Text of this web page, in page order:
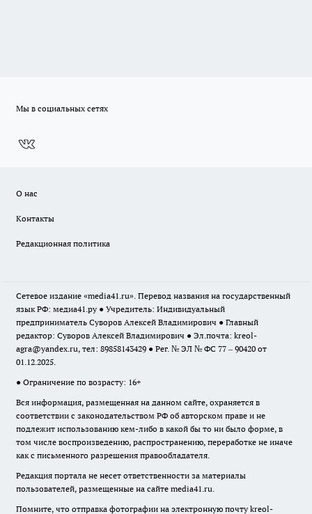
Мы в социальных сетях
О нас
Контакты
Редакционная политика
Сетевое издание «media41.ru». Перевод названия на государственный
язык РФ: медиа41.ру ● Учредитель: Индивидуальный
предприниматель Суворов Алексей Владимирович ● Главный
редактор: Суворов Алексей Владимирович ● Эл.почта: kreol-
agra@yandex.ru, тел: 89858143429 ● Рег. № ЭЛ № ФС 77 – 90420 от
01.12.2025.
● Ограничение по возрасту: 16+
Вся информация, размещенная на данном сайте, охраняется в
соответствии с законодательством РФ об авторском праве и не
подлежит использованию кем-либо в какой бы то ни было форме, в
том числе воспроизведению, распространению, переработке не иначе
как с письменного разрешения правообладателя.
Редакция портала не несет ответственности за материалы
пользователей, размещенные на сайте media41.ru.
Помните, что отправка фотографии на электронную почту kreol-